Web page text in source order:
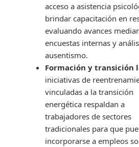
acceso a asistencia
brindar capacitación en
evaluando avances
encuestas internas y
ausentismo.
Formación y transición
iniciativas de
vinculadas a la transición
energética respaldan a
trabajadores de sectores
tradicionales para que
incorporarse a empleos